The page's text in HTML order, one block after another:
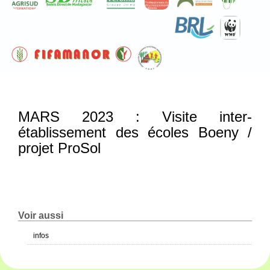
MARS 2023 : Visite inter-
établissement des écoles Boeny /
projet ProSol
Voir aussi
infos